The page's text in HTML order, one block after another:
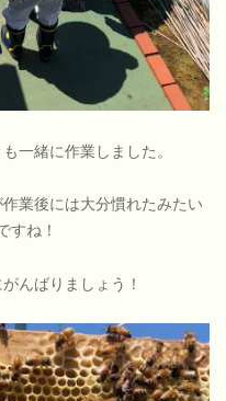
一緒に作業しました。
業後には大分慣れたみたい
すね！
んばりましょう！